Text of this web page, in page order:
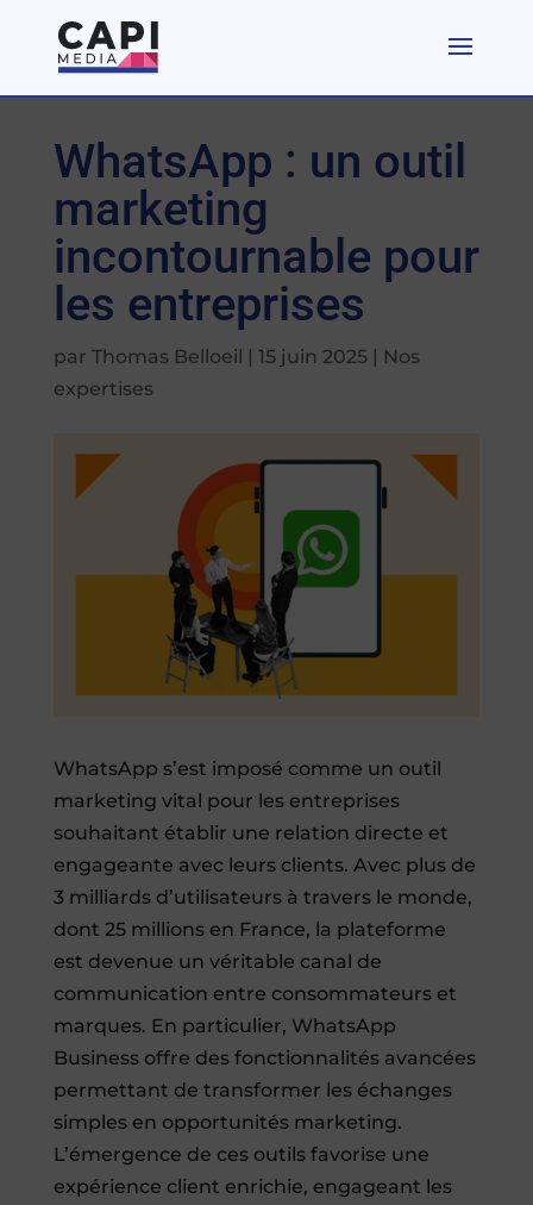
WhatsApp : un outil
marketing
incontournable pour
les entreprises
par Thomas Belloeil | 15 juin 2025| Nos
expertises
WhatsApp s’est imposé comme un outil
marketing vital pour les entreprises
souhaitant établir une relation directe et
engageante avec leurs clients. Avec plus de
3 milliards d’utilisateurs à travers le monde,
dont 25 millions en France, la plateforme
est devenue un véritable canal de
communication entre consommateurs et
marques. En particulier, WhatsApp
Business offre des fonctionnalités avancées
permettant de transformer les échanges
simples en opportunités marketing.
L’émergence de ces outils favorise une
expérience client enrichie, engageant les